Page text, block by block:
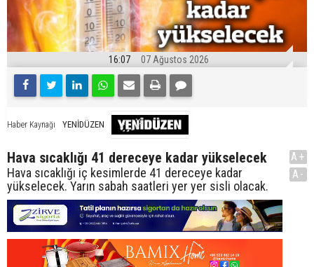
16:07 07 Ağustos 2026
Haber Kaynağı YENİDÜZEN
Hava sıcaklığı 41 dereceye kadar yükselecek
Hava sıcaklığı iç kesimlerde 41 dereceye kadar
yükselecek. Yarın sabah saatleri yer yer sisli olacak.
A+
A-